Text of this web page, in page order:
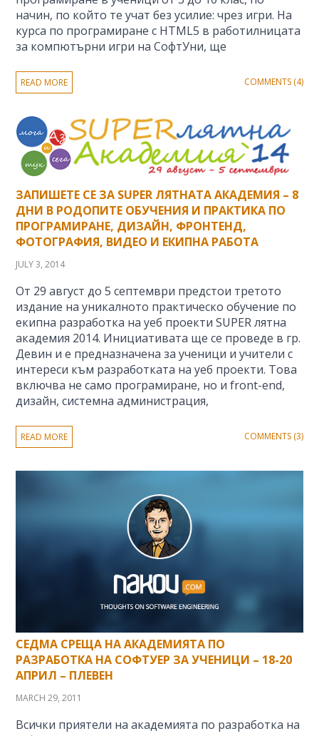
начин, по който те учат без усилие: чрез игри. На
курса по програмиране с HTML5 в работилницата
за компютърни игри на СофтУни, ще
READ MORE COMMENTS (4)
ЗАПИШЕТЕ СЕ ЗА SUPER ЛЯТНАТА АКАДЕМИЯ – 8
ДНИ В РОДОПИТЕ ОБУЧЕНИЯ И ПРАКТИКА ПО
ПРОГРАМИРАНЕ, ДИЗАЙН, ФРОНТЕНД,
ФОТОГРАФИЯ, ВИДЕО И ЕКИПНА РАБОТА
JULY 3, 2014
От 29 август до 5 септември предстои третото
издание на уникалното практическо обучение по
екипна разработка на уеб проекти SUPER лятна
академия 2014. Инициативата ще се проведе в гр.
Девин и е предназначена за ученици и учители с
интереси към разработката на уеб проекти. Това
включва не само програмиране, но и front-end,
дизайн, системна администрация,
READ MORE COMMENTS (3)
СЕДМА СРЕЩА НА АКАДЕМИЯТА ПО
РАЗРАБОТКА НА СОФТУЕР ЗА УЧЕНИЦИ – 18-20
АПРИЛ – ПЛЕВЕН
MARCH 29, 2011
Всички приятели на академията по разработка на